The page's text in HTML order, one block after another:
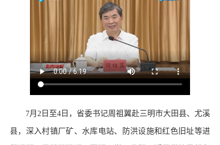
7月2日至4日，省委书记周祖翼赴三明市大田县、尤溪
县，深入村镇厂矿、水库电站、防洪设施和红色旧址等进